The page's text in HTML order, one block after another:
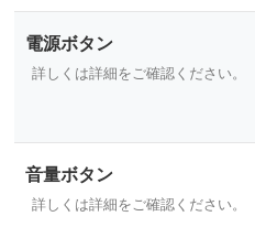
電源ボタン
詳しくは詳細をご確認ください。
音量ボタン
詳しくは詳細をご確認ください。